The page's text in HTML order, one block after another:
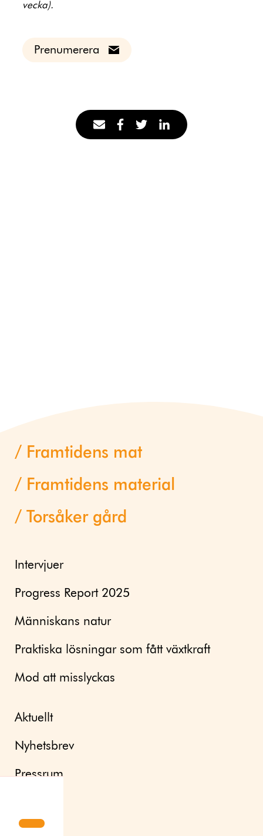
vecka).
Prenumerera
Framtidens mat
Framtidens material
Torsåker gård
Intervjuer
Progress Report 2025
Människans natur
Praktiska lösningar som fått växtkraft
Mod att misslyckas
Aktuellt
Nyhetsbrev
Pressrum
Kontakt